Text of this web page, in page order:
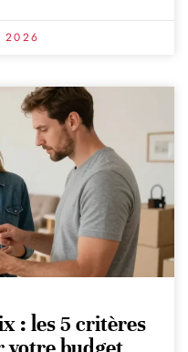
2026
: les 5 critères